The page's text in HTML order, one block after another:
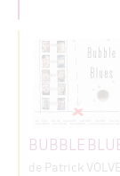
BUBBLE
de Patrick VOLVE